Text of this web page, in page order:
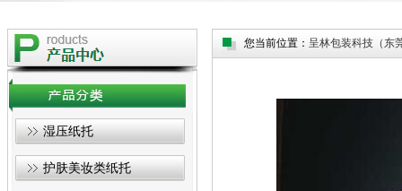
湿压纸托
护肤美妆类纸托
您当前位置： 呈林包装科技（东